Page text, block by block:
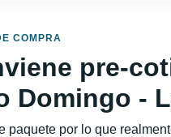
COMPRA
pre-
Domingo -
paquete por lo que